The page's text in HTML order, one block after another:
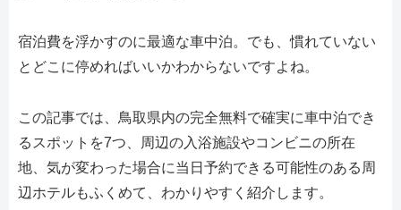
宿泊費を浮かすのに最適な車中泊。でも、慣れていない
とどこに停めればいいかわからないですよね。
この記事では、鳥取県内の完全無料で確実に車中泊でき
るスポットを7つ、周辺の入浴施設やコンビニの所在
地、気が変わった場合に当日予約できる可能性のある周
辺ホテルもふくめて、わかりやすく紹介します。